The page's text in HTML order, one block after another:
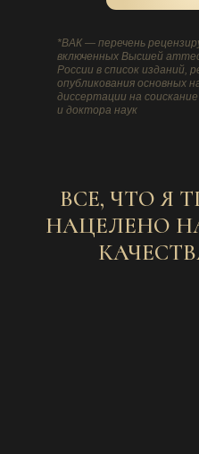
*ВАК — перечень
включенных Высшей
России в список изданий,
опубликования основных
диссертации на
и доктора наук
ВСЕ, ЧТО Я
НАЦЕЛЕНО